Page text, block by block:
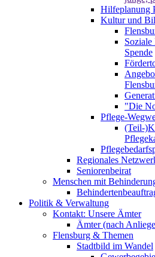
Hilfeplanung
Kultur und
Soziale
Spende
"Die
Pflege-
(Teil-
Regionales
Seniorenbeirat
Menschen mit
Politik & Verwaltung
Kontakt: Unsere Ämter
Ämter (nach
Flensburg & Themen
Stadtbild im Wandel